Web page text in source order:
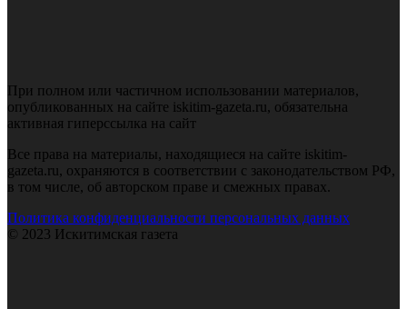
При полном или частичном использовании материалов,
опубликованных на сайте iskitim-gazeta.ru, обязательна
активная гиперссылка на сайт
Все права на материалы, находящиеся на сайте iskitim-
gazeta.ru, охраняются в соответствии с законодательством РФ,
в том числе, об авторском праве и смежных правах.
Политика конфиденциальности персональных данных
© 2023 Искитимская газета